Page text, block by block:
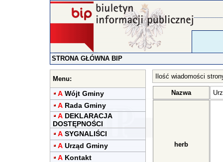
STRONA GŁÓWNA BIP
Menu:
A Wójt Gminy
A Rada Gminy
A DEKLARACJA
DOSTĘPNOŚCI
A SYGNALIŚCI
A Urząd Gminy
A Kontakt
Ilość wiadomości
Nazwa
herb